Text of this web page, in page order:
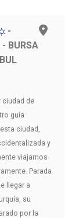
-
- BURSA
ciudad de
guía
ciudad,
y
viajamos
Parada
llegar a
su
por la